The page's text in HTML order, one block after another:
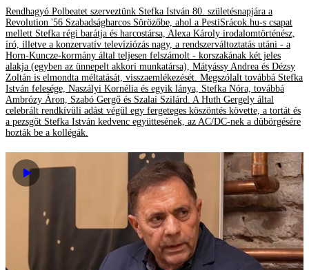
Rendhagyó Polbeatet szerveztünk Stefka István 80. születésnapjára a
Revolution '56 Szabadságharcos Sörözőbe, ahol a PestiSrácok.hu-s csapat
mellett Stefka régi barátja és harcostársa, Alexa Károly irodalomtörténész,
író, illetve a konzervatív televíziózás nagy, a rendszerváltoztatás utáni - a
Horn-Kuncze-kormány által teljesen felszámolt - korszakának két jeles
alakja (egyben az ünnepelt akkori munkatársa), Mátyássy Andrea és Dézsy
Zoltán is elmondta méltatását, visszaemlékezését. Megszólalt továbbá Stefka
István felesége, Naszályi Kornélia és egyik lánya, Stefka Nóra, továbbá
Ambrózy Áron, Szabó Gergő és Szalai Szilárd. A Huth Gergely által
celebrált rendkívüli adást végül egy fergeteges köszöntés követte, a tortát és
a pezsgőt Stefka István kedvenc együttesének, az AC/DC-nek a dübörgésére
hozták be a kollégák.